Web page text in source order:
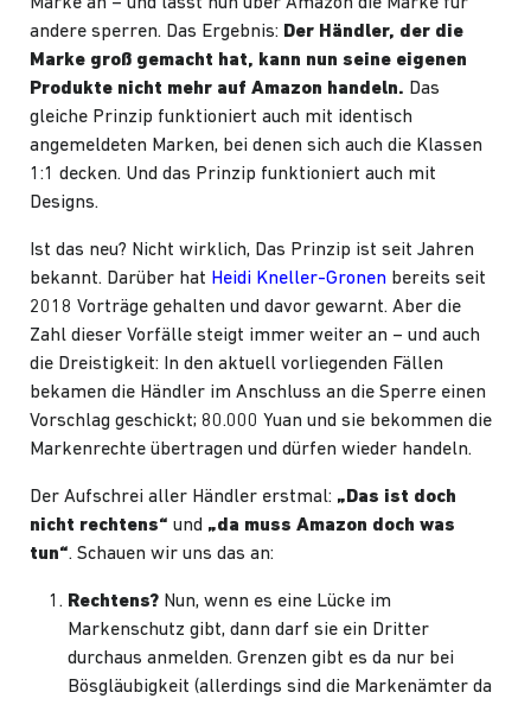
Marke an – und lässt nun über Amazon die Marke für
andere sperren. Das Ergebnis: Der Händler, der die
Marke groß gemacht hat, kann nun seine eigenen
Produkte nicht mehr auf Amazon handeln. Das
gleiche Prinzip funktioniert auch mit identisch
angemeldeten Marken, bei denen sich auch die Klassen
1:1 decken. Und das Prinzip funktioniert auch mit
Designs.
Ist das neu? Nicht wirklich, Das Prinzip ist seit Jahren
bekannt. Darüber hat Heidi Kneller-Gronen bereits seit
2018 Vorträge gehalten und davor gewarnt. Aber die
Zahl dieser Vorfälle steigt immer weiter an – und auch
die Dreistigkeit: In den aktuell vorliegenden Fällen
bekamen die Händler im Anschluss an die Sperre einen
Vorschlag geschickt; 80.000 Yuan und sie bekommen die
Markenrechte übertragen und dürfen wieder handeln.
Der Aufschrei aller Händler erstmal: „Das ist doch
nicht rechtens“ und „da muss Amazon doch was
tun“. Schauen wir uns das an:
Rechtens? Nun, wenn es eine Lücke im
Markenschutz gibt, dann darf sie ein Dritter
durchaus anmelden. Grenzen gibt es da nur bei
Bösgläubigkeit (allerdings sind die Markenämter da